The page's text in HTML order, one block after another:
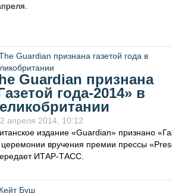
Guardian признана
года-2014» в
2 апреля 2014, 10:12
издание «Guardian» признано
вручения премии прессы
ИТАР-ТАСС.